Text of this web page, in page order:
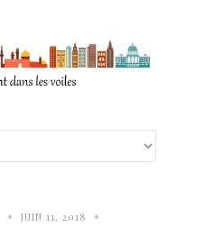
• JUIN 11, 2018 •